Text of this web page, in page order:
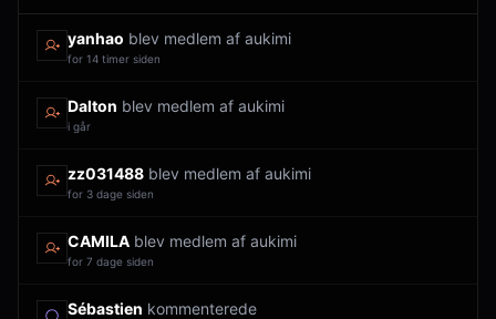
yanhao blev medlem af aukimi
for 14 timer siden
Dalton blev medlem af aukimi
i går
zz031488 blev medlem af aukimi
for 3 dage siden
CAMILA blev medlem af aukimi
for 7 dage siden
Sébastien kommenterede